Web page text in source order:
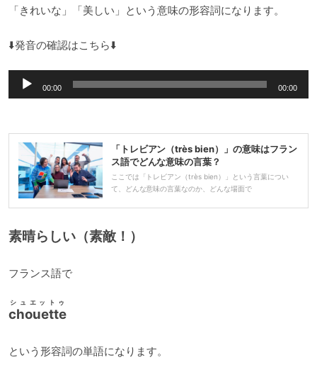
「きれいな」「美しい」という意味の形容詞になります。
⬇️発音の確認はこちら⬇️
声
レ
ー
ヤ
ー
00:00 00:00
「トレビアン（très bien）」の意味はフラン
ス語でどんな意味の言葉？
ここでは「トレビアン（très bien）」という言葉につい
て、どんな意味の言葉なのか、どんな場面で
素晴らしい（素敵！）
フランス語で
chouette
シュエットゥ
という形容詞の単語になります。